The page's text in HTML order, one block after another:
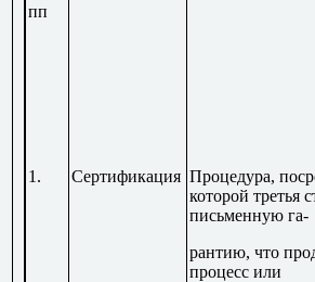
пп
1. Сертификация Процедура,
которой третья
письменную га-
рантию, что
процесс или